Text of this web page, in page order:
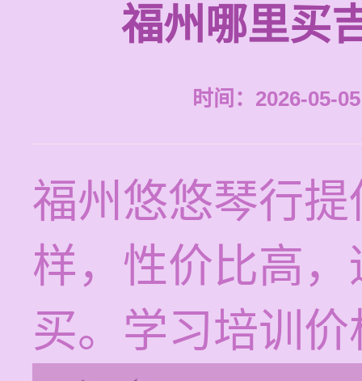
福州哪里买
时间：2026-05-
福州悠悠琴行
样，性价比高
买。学习培训